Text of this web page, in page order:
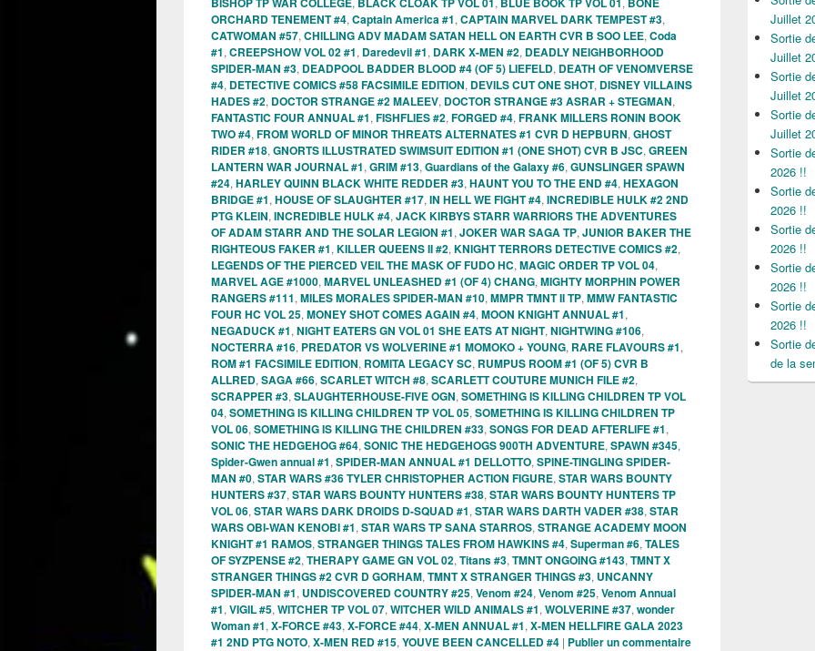
ORCHARD TENEMENT #4, Captain America #1, CAPTAIN MARVEL DARK TEMPEST #3,
CATWOMAN #57, CHILLING ADV MADAM SATAN HELL ON EARTH CVR B SOO LEE, Coda
#1, CREEPSHOW VOL 02 #1, Daredevil #1, DARK X-MEN #2, DEADLY NEIGHBORHOOD
SPIDER-MAN #3, DEADPOOL BADDER BLOOD #4 (OF 5) LIEFELD, DEATH OF VENOMVERSE
#4, DETECTIVE COMICS #58 FACSIMILE EDITION, DEVILS CUT ONE SHOT, DISNEY VILLAINS
HADES #2, DOCTOR STRANGE #2 MALEEV, DOCTOR STRANGE #3 ASRAR + STEGMAN,
FANTASTIC FOUR ANNUAL #1, FISHFLIES #2, FORGED #4, FRANK MILLERS RONIN BOOK
TWO #4, FROM WORLD OF MINOR THREATS ALTERNATES #1 CVR D HEPBURN, GHOST
RIDER #18, GNORTS ILLUSTRATED SWIMSUIT EDITION #1 (ONE SHOT) CVR B JSC, GREEN
LANTERN WAR JOURNAL #1, GRIM #13, Guardians of the Galaxy #6, GUNSLINGER SPAWN
#24, HARLEY QUINN BLACK WHITE REDDER #3, HAUNT YOU TO THE END #4, HEXAGON
BRIDGE #1, HOUSE OF SLAUGHTER #17, IN HELL WE FIGHT #4, INCREDIBLE HULK #2 2ND
PTG KLEIN, INCREDIBLE HULK #4, JACK KIRBYS STARR WARRIORS THE ADVENTURES
OF ADAM STARR AND THE SOLAR LEGION #1, JOKER WAR SAGA TP, JUNIOR BAKER THE
RIGHTEOUS FAKER #1, KILLER QUEENS II #2, KNIGHT TERRORS DETECTIVE COMICS #2,
LEGENDS OF THE PIERCED VEIL THE MASK OF FUDO HC, MAGIC ORDER TP VOL 04,
MARVEL AGE #1000, MARVEL UNLEASHED #1 (OF 4) CHANG, MIGHTY MORPHIN POWER
RANGERS #111, MILES MORALES SPIDER-MAN #10, MMPR TMNT II TP, MMW FANTASTIC
FOUR HC VOL 25, MONEY SHOT COMES AGAIN #4, MOON KNIGHT ANNUAL #1,
NEGADUCK #1, NIGHT EATERS GN VOL 01 SHE EATS AT NIGHT, NIGHTWING #106,
NOCTERRA #16, PREDATOR VS WOLVERINE #1 MOMOKO + YOUNG, RARE FLAVOURS #1,
ROM #1 FACSIMILE EDITION, ROMITA LEGACY SC, RUMPUS ROOM #1 (OF 5) CVR B
ALLRED, SAGA #66, SCARLET WITCH #8, SCARLETT COUTURE MUNICH FILE #2,
SCRAPPER #3, SLAUGHTERHOUSE-FIVE OGN, SOMETHING IS KILLING CHILDREN TP VOL
04, SOMETHING IS KILLING CHILDREN TP VOL 05, SOMETHING IS KILLING CHILDREN TP
VOL 06, SOMETHING IS KILLING THE CHILDREN #33, SONGS FOR DEAD AFTERLIFE #1,
SONIC THE HEDGEHOG #64, SONIC THE HEDGEHOGS 900TH ADVENTURE, SPAWN #345,
Spider-Gwen annual #1, SPIDER-MAN ANNUAL #1 DELLOTTO, SPINE-TINGLING SPIDER-
MAN #0, STAR WARS #36 TYLER CHRISTOPHER ACTION FIGURE, STAR WARS BOUNTY
HUNTERS #37, STAR WARS BOUNTY HUNTERS #38, STAR WARS BOUNTY HUNTERS TP
VOL 06, STAR WARS DARK DROIDS D-SQUAD #1, STAR WARS DARTH VADER #38, STAR
WARS OBI-WAN KENOBI #1, STAR WARS TP SANA STARROS, STRANGE ACADEMY MOON
KNIGHT #1 RAMOS, STRANGER THINGS TALES FROM HAWKINS #4, Superman #6, TALES
OF SYZPENSE #2, THERAPY GAME GN VOL 02, Titans #3, TMNT ONGOING #143, TMNT X
STRANGER THINGS #2 CVR D GORHAM, TMNT X STRANGER THINGS #3, UNCANNY
SPIDER-MAN #1, UNDISCOVERED COUNTRY #25, Venom #24, Venom #25, Venom Annual
#1, VIGIL #5, WITCHER TP VOL 07, WITCHER WILD ANIMALS #1, WOLVERINE #37, wonder
Woman #1, X-FORCE #43, X-FORCE #44, X-MEN ANNUAL #1, X-MEN HELLFIRE GALA 2023
#1 2ND PTG NOTO, X-MEN RED #15, YOUVE BEEN CANCELLED #4 | Publier un commentaire
Juillet
Sortie
Juillet
Sortie
Juillet
Sortie
Juillet
Sortie
2026 !!
Sortie
2026 !!
Sortie
2026 !!
Sortie
2026 !!
Sortie
2026 !!
Sortie
de la